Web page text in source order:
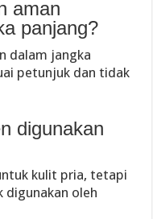
aman
panjang?
dalam jangka
petunjuk dan tidak
digunakan
kulit pria, tetapi
digunakan oleh